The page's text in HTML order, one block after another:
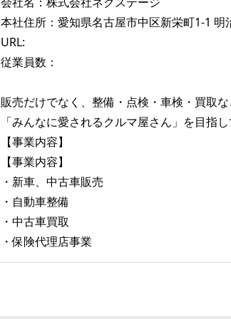
本社住所：愛知県名古屋市中区新栄町1-1
URL:
従業員数：
販売だけでなく、整備・点検・車検・買取
「みんなに愛されるクルマ屋さん」を目指
【事業内容】
【事業内容】
・新車、中古車販売
・自動車整備
・中古車買取
・保険代理店事業